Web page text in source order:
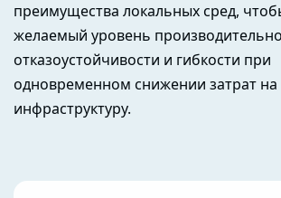
преимущества локальных сред,
желаемый уровень
отказоустойчивости и гибкости при
одновременном снижении затрат на
инфраструктуру.